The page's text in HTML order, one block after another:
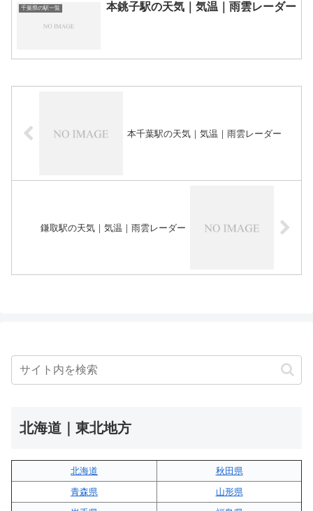
千葉県の駅一覧 本銚子駅の天気｜気温｜雨雲レーダー
本千葉駅の天気｜気温｜雨雲レーダー
鎌取駅の天気｜気温｜雨雲レーダー
北海道｜東北地方
北海道
秋田県
青森県
山形県